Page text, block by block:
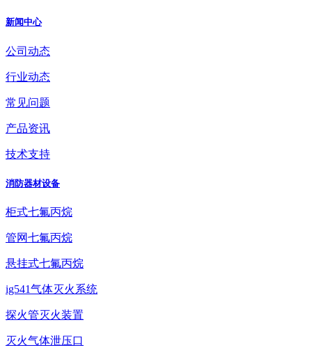
新闻中心
公司动态
行业动态
常见问题
产品资讯
技术支持
消防器材设备
柜式七氟丙烷
管网七氟丙烷
悬挂式七氟丙烷
ig541气体灭火系统
探火管灭火装置
灭火气体泄压口